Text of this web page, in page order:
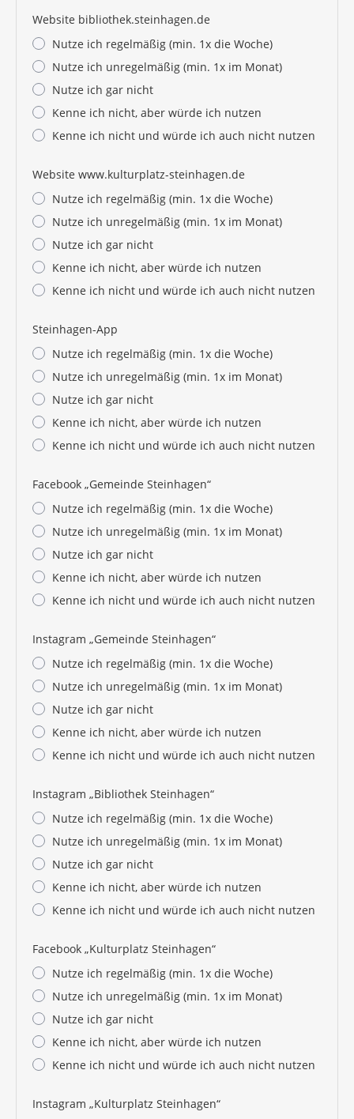
Website bibliothek.steinhagen.de
Nutze ich regelmäßig (min. 1x die Woche)
Nutze ich unregelmäßig (min. 1x im Monat)
Nutze ich gar nicht
Kenne ich nicht, aber würde ich nutzen
Kenne ich nicht und würde ich auch nicht nutzen
Website www.kulturplatz-steinhagen.de
Nutze ich regelmäßig (min. 1x die Woche)
Nutze ich unregelmäßig (min. 1x im Monat)
Nutze ich gar nicht
Kenne ich nicht, aber würde ich nutzen
Kenne ich nicht und würde ich auch nicht nutzen
Steinhagen-App
Nutze ich regelmäßig (min. 1x die Woche)
Nutze ich unregelmäßig (min. 1x im Monat)
Nutze ich gar nicht
Kenne ich nicht, aber würde ich nutzen
Kenne ich nicht und würde ich auch nicht nutzen
Facebook „Gemeinde Steinhagen“
Nutze ich regelmäßig (min. 1x die Woche)
Nutze ich unregelmäßig (min. 1x im Monat)
Nutze ich gar nicht
Kenne ich nicht, aber würde ich nutzen
Kenne ich nicht und würde ich auch nicht nutzen
Instagram „Gemeinde Steinhagen“
Nutze ich regelmäßig (min. 1x die Woche)
Nutze ich unregelmäßig (min. 1x im Monat)
Nutze ich gar nicht
Kenne ich nicht, aber würde ich nutzen
Kenne ich nicht und würde ich auch nicht nutzen
Instagram „Bibliothek Steinhagen“
Nutze ich regelmäßig (min. 1x die Woche)
Nutze ich unregelmäßig (min. 1x im Monat)
Nutze ich gar nicht
Kenne ich nicht, aber würde ich nutzen
Kenne ich nicht und würde ich auch nicht nutzen
Facebook „Kulturplatz Steinhagen“
Nutze ich regelmäßig (min. 1x die Woche)
Nutze ich unregelmäßig (min. 1x im Monat)
Nutze ich gar nicht
Kenne ich nicht, aber würde ich nutzen
Kenne ich nicht und würde ich auch nicht nutzen
Instagram „Kulturplatz Steinhagen“